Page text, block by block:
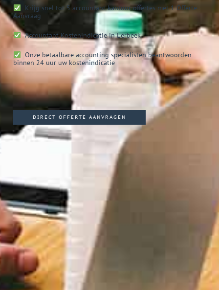
Krijg snel tot 5 accountant kantoor offertes met 1 Offerte
Aanvraag
AccountantKostenindicatie in Eerbeek
Onze betaalbare accounting specialisten beantwoorden
binnen 24 uur uw kostenindicatie
DIRECT OFFERTE AANVRAGEN